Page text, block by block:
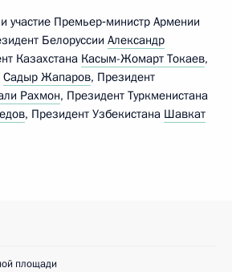
участие Премьер‑министр Армении
Белоруссии Александр
Казахстана Касым-Жомарт Токаев,
Садыр Жапаров, Президент
Рахмон, Президент Туркменистана
, Президент Узбекистана Шавкат
площади